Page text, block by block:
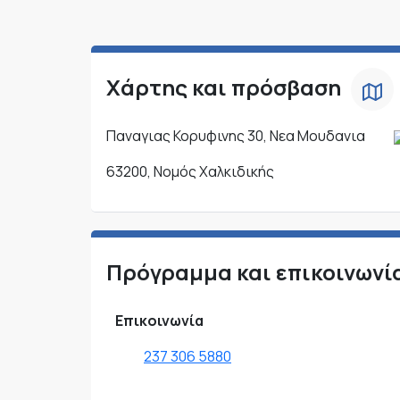
Χάρτης και πρόσβαση
Παναγιας Κορυφινης 30, Νεα Μουδανια
63200, Νομός Χαλκιδικής
Πρόγραμμα και
Επικοινωνία
237 306 5880